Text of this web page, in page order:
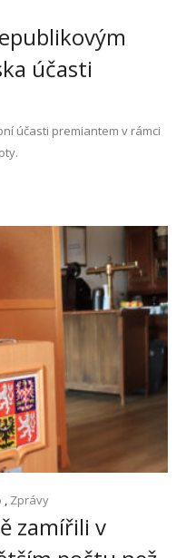
účasti
účasti premiantem v rámci
Zprávy
zamířili v